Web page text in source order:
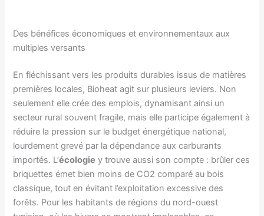
Des bénéfices économiques et environnementaux aux
multiples versants
En fléchissant vers les produits durables issus de matières
premières locales, Bioheat agit sur plusieurs leviers. Non
seulement elle crée des emplois, dynamisant ainsi un
secteur rural souvent fragile, mais elle participe également à
réduire la pression sur le budget énergétique national,
lourdement grevé par la dépendance aux carburants
importés. L’écologie y trouve aussi son compte : brûler ces
briquettes émet bien moins de CO2 comparé au bois
classique, tout en évitant l’exploitation excessive des
forêts. Pour les habitants de régions du nord-ouest